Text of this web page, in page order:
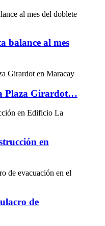
balance al mes
Plaza Girardot…
en
de